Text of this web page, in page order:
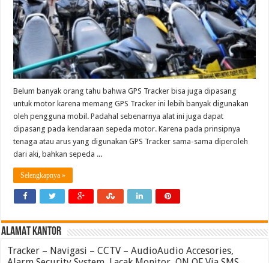
Belum banyak orang tahu bahwa GPS Tracker bisa juga dipasang
untuk motor karena memang GPS Tracker ini lebih banyak digunakan
oleh pengguna mobil. Padahal sebenarnya alat ini juga dapat
dipasang pada kendaraan sepeda motor. Karena pada prinsipnya
tenaga atau arus yang digunakan GPS Tracker sama-sama diperoleh
dari aki, bahkan sepeda ...
Selengkapnya »
ALAMAT KANTOR
Tracker – Navigasi – CCTV – AudioAudio Accesories,